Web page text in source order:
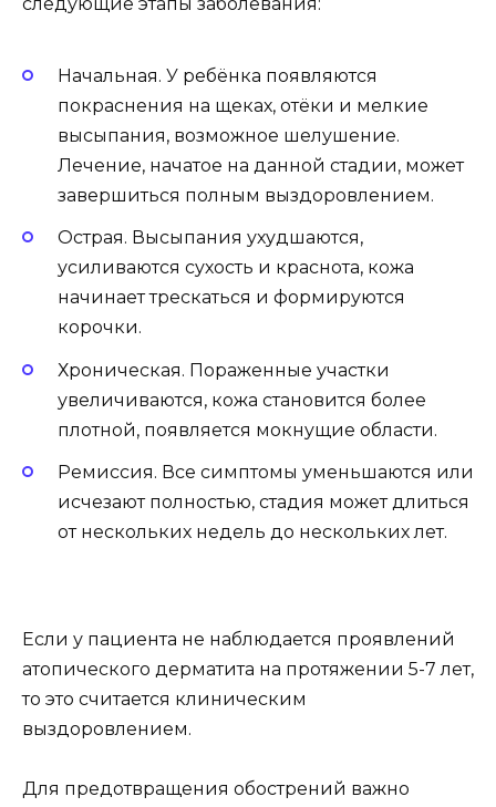
Начальная. У ребёнка появляются
покраснения на щеках, отёки и мелкие
высыпания, возможное шелушение.
Лечение, начатое на данной стадии, может
завершиться полным выздоровлением.
Острая. Высыпания ухудшаются,
усиливаются сухость и краснота, кожа
начинает трескаться и формируются
корочки.
Хроническая. Пораженные участки
увеличиваются, кожа становится более
плотной, появляется мокнущие области.
Ремиссия. Все симптомы уменьшаются или
исчезают полностью, стадия может длиться
от нескольких недель до нескольких лет.
Если у пациента не наблюдается проявлений
атопического дерматита на протяжении 5-7 лет,
то это считается клиническим
выздоровлением.
Для предотвращения обострений важно